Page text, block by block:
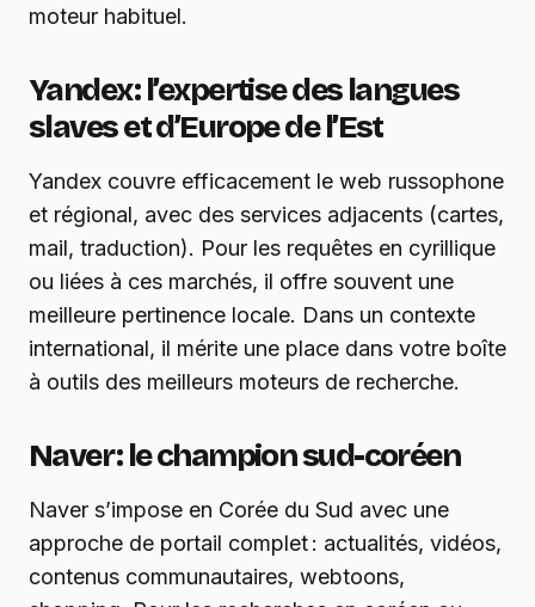
moteur habituel.
Yandex : l’expertise des langues
slaves et d’Europe de l’Est
Yandex couvre efficacement le web russophone
et régional, avec des services adjacents (cartes,
mail, traduction). Pour les requêtes en cyrillique
ou liées à ces marchés, il offre souvent une
meilleure pertinence locale. Dans un contexte
international, il mérite une place dans votre boîte
à outils des meilleurs moteurs de recherche.
Naver : le champion sud-coréen
Naver s’impose en Corée du Sud avec une
approche de portail complet : actualités, vidéos,
contenus communautaires, webtoons,